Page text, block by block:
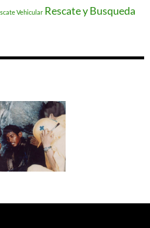
Vehicular Rescate y Busqueda